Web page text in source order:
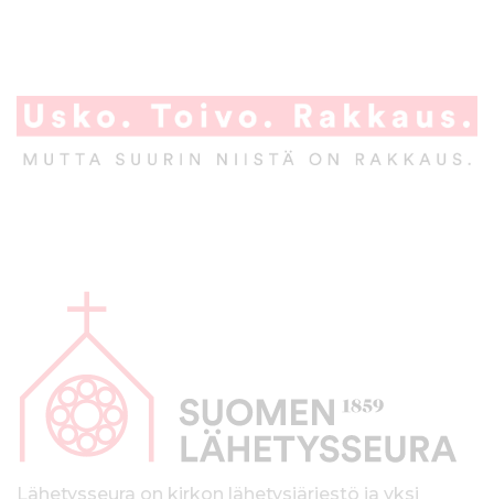
p
Lähetysseura on kirkon lähetysjärjestö ja yksi